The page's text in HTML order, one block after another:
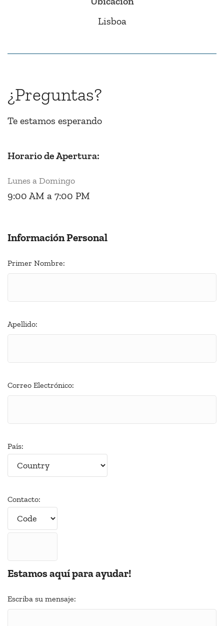
Lisboa
¿Preguntas?
Te estamos esperando
Horario de Apertura:
Lunes a Domingo
9:00 AM a 7:00 PM
Información Personal
Primer Nombre:
Apellido:
Correo Electrónico:
País:
Contacto:
Estamos aquí para ayudar!
Escriba su mensaje: